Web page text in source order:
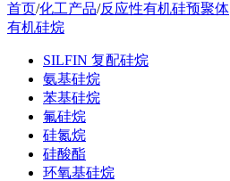
首页/化工产品/反应性有机硅预聚体
有机硅烷
SILFIN 复配硅烷
氨基硅烷
苯基硅烷
氟硅烷
硅氮烷
硅酸酯
环氧基硅烷